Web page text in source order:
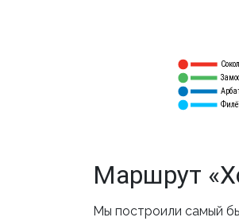
Маршрут
Мы построили самый